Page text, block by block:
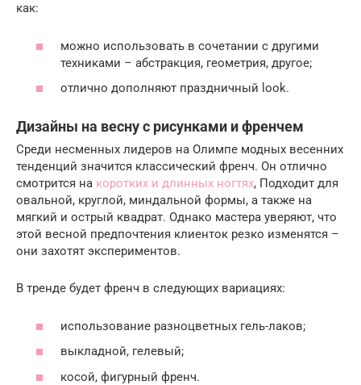
как:
можно использовать в сочетании с другими
техниками – абстракция, геометрия, другое;
отлично дополняют праздничный look.
Дизайны на весну с рисунками и френчем
Среди несменных лидеров на Олимпе модных весенних
тенденций значится классический френч. Он отлично
смотрится на коротких и длинных ногтях, Подходит для
овальной, круглой, миндальной формы, а также на
мягкий и острый квадрат. Однако мастера уверяют, что
этой весной предпочтения клиенток резко изменятся –
они захотят экспериментов.
В тренде будет френч в следующих вариациях:
использование разноцветных гель-лаков;
выкладной, гелевый;
косой, фигурный френч.